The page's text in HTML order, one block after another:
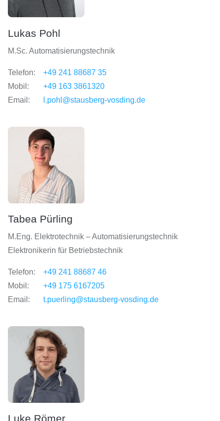
Lukas Pohl
M.Sc. Automatisierungstechnik
Telefon:
+49 241 88687 35
Mobil:
+49 163 3861320
Email:
l.pohl@stausberg-vosding.de
Tabea Pürling
M.Eng. Elektrotechnik – Automatisierungstechnik
Elektronikerin für Betriebstechnik
Telefon:
+49 241 88687 46
Mobil:
+49 175 6167205
Email:
t.puerling@stausberg-vosding.de
Luke Römer